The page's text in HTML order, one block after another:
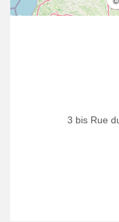
3 bis Rue